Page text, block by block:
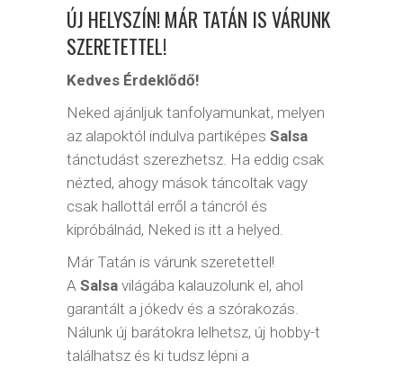
ÚJ HELYSZÍN! MÁR TATÁN IS VÁRUNK
SZERETETTEL!
Kedves Érdeklődő!
Neked ajánljuk tanfolyamunkat, melyen
az alapoktól indulva partiképes Salsa
tánctudást szerezhetsz. Ha eddig csak
nézted, ahogy mások táncoltak vagy
csak hallottál erről a táncról és
kipróbálnád, Neked is itt a helyed.
Már Tatán is várunk szeretettel!
A Salsa világába kalauzolunk el, ahol
garantált a jókedv és a szórakozás.
Nálunk új barátokra lelhetsz, új hobby-t
találhatsz és ki tudsz lépni a